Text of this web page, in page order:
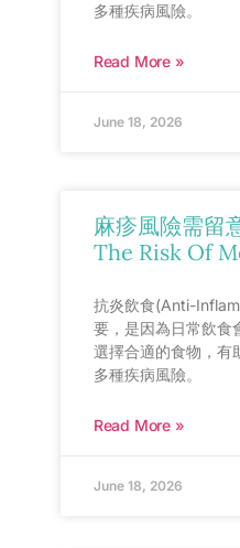
多種疾病風險。
Read More »
June 18, 2026
麻疹風險需留
The Risk Of
抗炎飲食(Anti-
要，是因為日常飲食
選擇合適的食物，有
多種疾病風險。
Read More »
June 18, 2026